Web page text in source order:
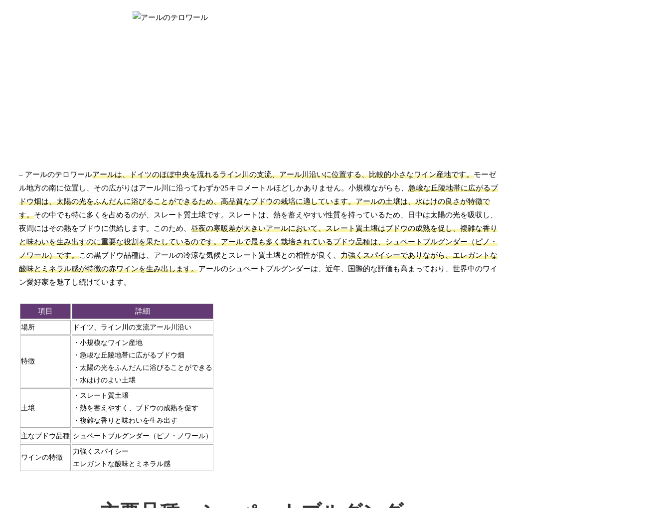
– アールのテロワールアールは、ドイツのほぼ中央を流れるライン川の支流、アール川沿いに位置する、比較的小さなワイン産地です。モーゼ
ル地方の南に位置し、その広がりはアール川に沿ってわずか25キロメートルほどしかありません。小規模ながらも、 急峻な丘陵地帯に広がるブ
ドウ畑は、太陽の光をふんだんに浴びることができるため、高品質なブドウの栽培に適しています。アールの土壌は、水はけの良さが特徴で
す。その中でも特に多くを占めるのが、スレート質土壌です。スレートは、熱を蓄えやすい性質を持っているため、日中は太陽の光を吸収し、
夜間にはその熱をブドウに供給します。このため、 昼夜の寒暖差が大きいアールにおいて、スレート質土壌はブドウの成熟を促し、複雑な香り
と味わいを生み出すのに重要な役割を果たしているのです。アールで最も多く栽培されているブドウ品種は、シュペートブルグンダー（ピノ・
ノワール）です。この黒ブドウ品種は、アールの冷涼な気候とスレート質土壌との相性が良く、 力強くスパイシーでありながら、エレガントな
酸味とミネラル感が特徴の赤ワインを生み出します。アールのシュペートブルグンダーは、近年、国際的な評価も高まっており、世界中のワイ
ン愛好家を魅了し続けています。
項目 詳細
場所 ドイツ、ライン川の支流アール川沿い
特徴
・小規模なワイン産地
・急峻な丘陵地帯に広がるブドウ畑
・太陽の光をふんだんに浴びることができる
・水はけのよい土壌
土壌
・スレート質土壌
・熱を蓄えやすく、ブドウの成熟を促す
・複雑な香りと味わいを生み出す
主なブドウ品種 シュペートブルグンダー（ピノ・ノワール）
ワインの特徴
力強くスパイシー
エレガントな酸味とミネラル感